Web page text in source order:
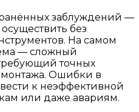
заблуждений —
без
На самом
— сложный
точных
монтажа. Ошибки в
к неэффективной
или даже авариям.